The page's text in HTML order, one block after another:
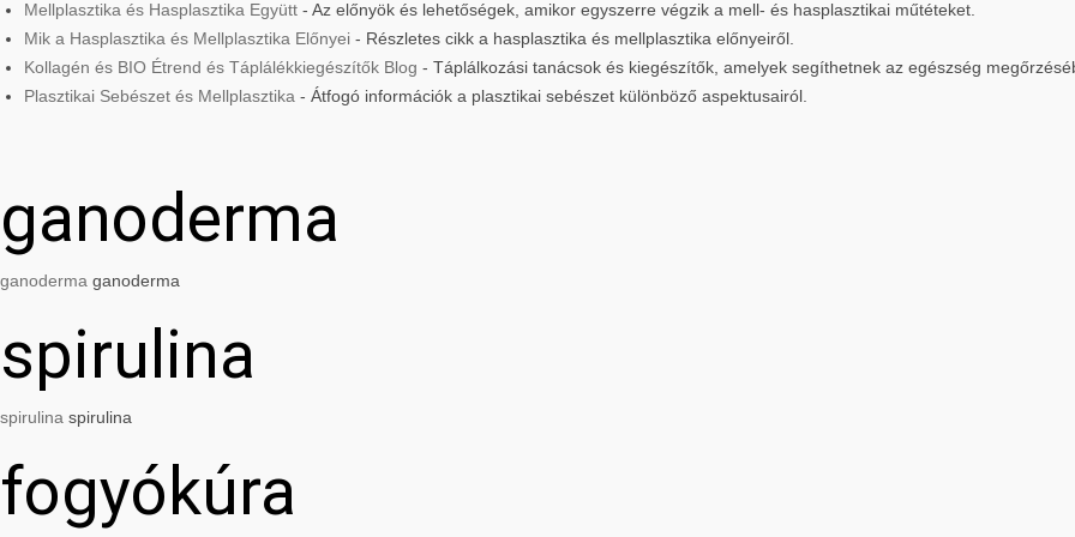
Mellplasztika és Hasplasztika Együtt - Az előnyök és lehetőségek, amikor egyszerre végzik a mell- és hasplasztikai műtéteket.
Mik a Hasplasztika és Mellplasztika Előnyei - Részletes cikk a hasplasztika és mellplasztika előnyeiről.
Kollagén és BIO Étrend és Táplálékkiegészítők Blog - Táplálkozási tanácsok és kiegészítők, amelyek segíthetnek az egészség
Plasztikai Sebészet és Mellplasztika - Átfogó információk a plasztikai sebészet különböző aspektusairól.
ganoderma
ganoderma ganoderma
spirulina
spirulina spirulina
fogyókúra